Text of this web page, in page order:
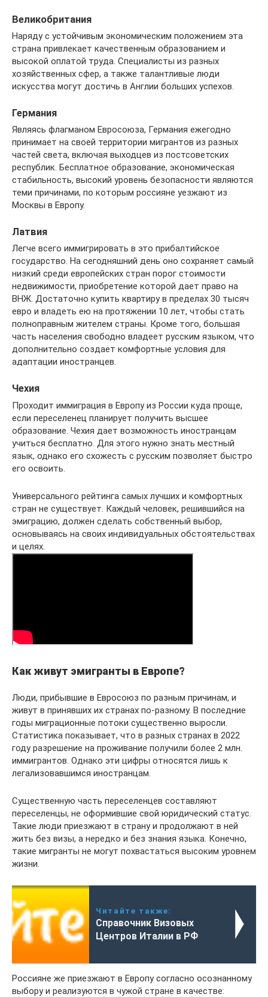
Великобритания
Наряду с устойчивым экономическим положением эта
страна привлекает качественным образованием и
высокой оплатой труда. Специалисты из разных
хозяйственных сфер, а также талантливые люди
искусства могут достичь в Англии больших успехов.
Германия
Являясь флагманом Евросоюза, Германия ежегодно
принимает на своей территории мигрантов из разных
частей света, включая выходцев из постсоветских
республик. Бесплатное образование, экономическая
стабильность, высокий уровень безопасности являются
теми причинами, по которым россияне уезжают из
Москвы в Европу.
Латвия
Легче всего иммигрировать в это прибалтийское
государство. На сегодняшний день оно сохраняет самый
низкий среди европейских стран порог стоимости
недвижимости, приобретение которой дает право на
ВНЖ. Достаточно купить квартиру в пределах 30 тысяч
евро и владеть ею на протяжении 10 лет, чтобы стать
полноправным жителем страны. Кроме того, большая
часть населения свободно владеет русским языком, что
дополнительно создает комфортные условия для
адаптации иностранцев.
Чехия
Проходит иммиграция в Европу из России куда проще,
если переселенец планирует получить высшее
образование. Чехия дает возможность иностранцам
учиться бесплатно. Для этого нужно знать местный
язык, однако его схожесть с русским позволяет быстро
его освоить.
Универсального рейтинга самых лучших и комфортных
стран не существует. Каждый человек, решившийся на
эмиграцию, должен сделать собственный выбор,
основываясь на своих индивидуальных обстоятельствах
и целях.
Как живут эмигранты в Европе?
Люди, прибывшие в Евросоюз по разным причинам, и
живут в принявших их странах по-разному. В последние
годы миграционные потоки существенно выросли.
Статистика показывает, что в разных странах в 2022
году разрешение на проживание получили более 2 млн.
иммигрантов. Однако эти цифры относятся лишь к
легализовавшимся иностранцам.
Существенную часть переселенцев составляют
переселенцы, не оформившие свой юридический статус.
Такие люди приезжают в страну и продолжают в ней
жить без визы, а нередко и без знания языка. Конечно,
такие мигранты не могут похвастаться высоким уровнем
жизни.
Читайте также:
Справочник Визовых
Центров Италии в РФ
Россияне же приезжают в Европу согласно осознанному
выбору и реализуются в чужой стране в качестве: